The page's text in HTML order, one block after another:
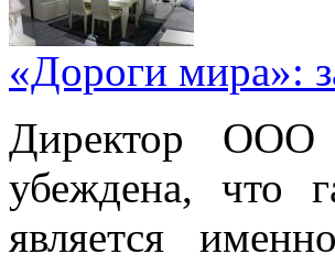
«Дороги мира»:
Директор ООО
убеждена, что
является